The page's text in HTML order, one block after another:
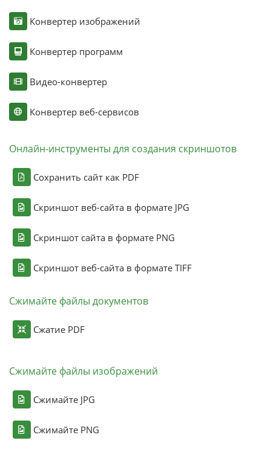
Конвертер изображений
Конвертер программ
Видео-конвертер
Конвертер веб-сервисов
Онлайн-инструменты для создания скриншотов
Сохранить сайт как PDF
Скриншот веб-сайта в формате JPG
Скриншот сайта в формате PNG
Скриншот веб-сайта в формате TIFF
Сжимайте файлы документов
Сжатие PDF
Сжимайте файлы изображений
Сжимайте JPG
Сжимайте PNG